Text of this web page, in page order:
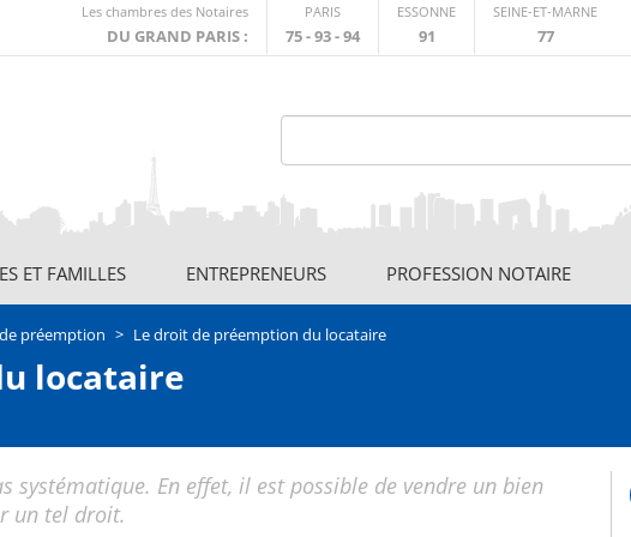
Les chambres des Notaires
DU GRAND PARIS :
externe
PARIS
75 - 93 - 94
ESSONNE
91
SEINE-ET-MARNE
77
ET FAMILLES ENTREPRENEURS PROFESSION NOTAIRE
préemption Le droit de préemption du locataire
locataire
En effet, il est possible de vendre un bien
un tel droit.